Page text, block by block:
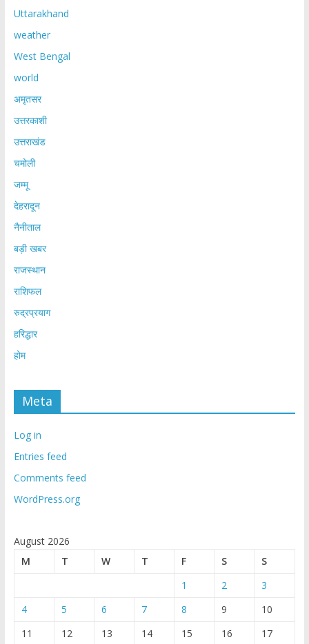
Uttarakhand
weather
West Bengal
world
अमृतसर
उत्तरकाशी
उत्तराखंड
चमोली
जम्मू
देहरादून
नैनीताल
बड़ी खबर
राजस्थान
राशिफल
रुद्रप्रयाग
हरिद्धार
होम
Meta
Log in
Entries feed
Comments feed
WordPress.org
August 2026
M
T W T F S
S
1
2
3
4
5 6 7 8 9
10
11
12 13 14 15 16 17